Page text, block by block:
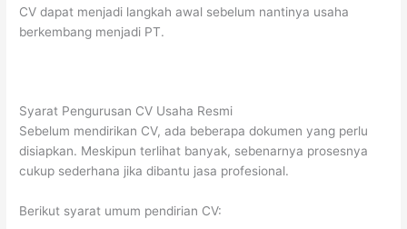
CV dapat menjadi langkah awal sebelum nantinya usaha
berkembang menjadi PT.
Syarat Pengurusan CV Usaha Resmi
Sebelum mendirikan CV, ada beberapa dokumen yang perlu
disiapkan. Meskipun terlihat banyak, sebenarnya prosesnya
cukup sederhana jika dibantu jasa profesional.
Berikut syarat umum pendirian CV: